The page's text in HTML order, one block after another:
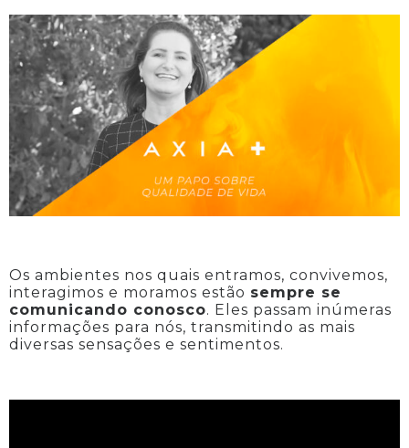
Os ambientes nos quais entramos, convivemos,
interagimos e moramos estão sempre se
comunicando conosco. Eles passam inúmeras
informações para nós, transmitindo as mais
diversas sensações e sentimentos.